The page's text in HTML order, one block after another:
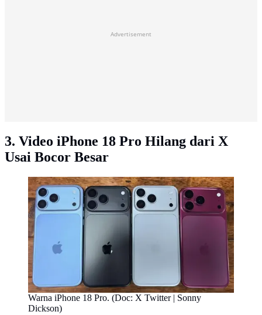
Advertisement
3. Video iPhone 18 Pro Hilang dari X
Usai Bocor Besar
Warna iPhone 18 Pro. (Doc: X Twitter | Sonny
Dickson)